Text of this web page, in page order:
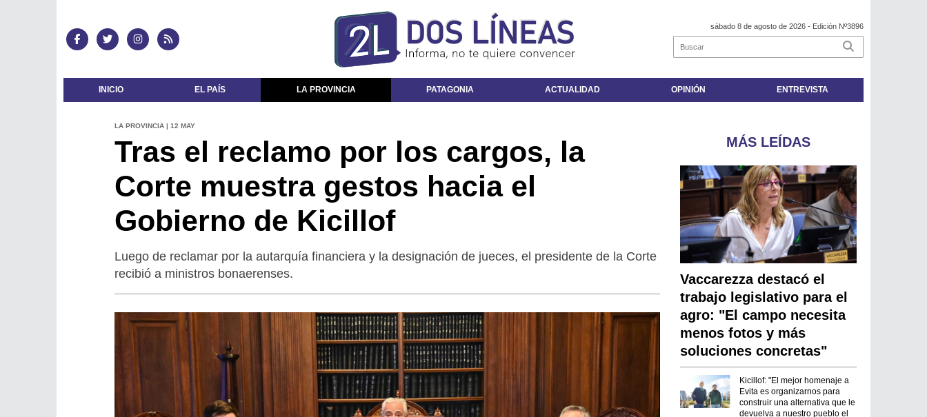
sábado 8 de agosto de 2026 - Edición Nº3896
INICIO EL PAÍS LA PROVINCIA PATAGONIA ACTUALIDAD OPINIÓN ENTREVISTA
LA PROVINCIA | 12 MAY
Tras el reclamo por los cargos, la
Corte muestra gestos hacia el
Gobierno de Kicillof
Luego de reclamar por la autarquía financiera y la designación de jueces, el presidente de la Corte
recibió a ministros bonaerenses.
MÁS LEÍDAS
Vaccarezza destacó el
trabajo legislativo para el
agro: "El campo necesita
menos fotos y más
soluciones concretas"
Kicillof: "El mejor homenaje a
Evita es organizarnos para
construir una alternativa que le
devuelva a nuestro pueblo el